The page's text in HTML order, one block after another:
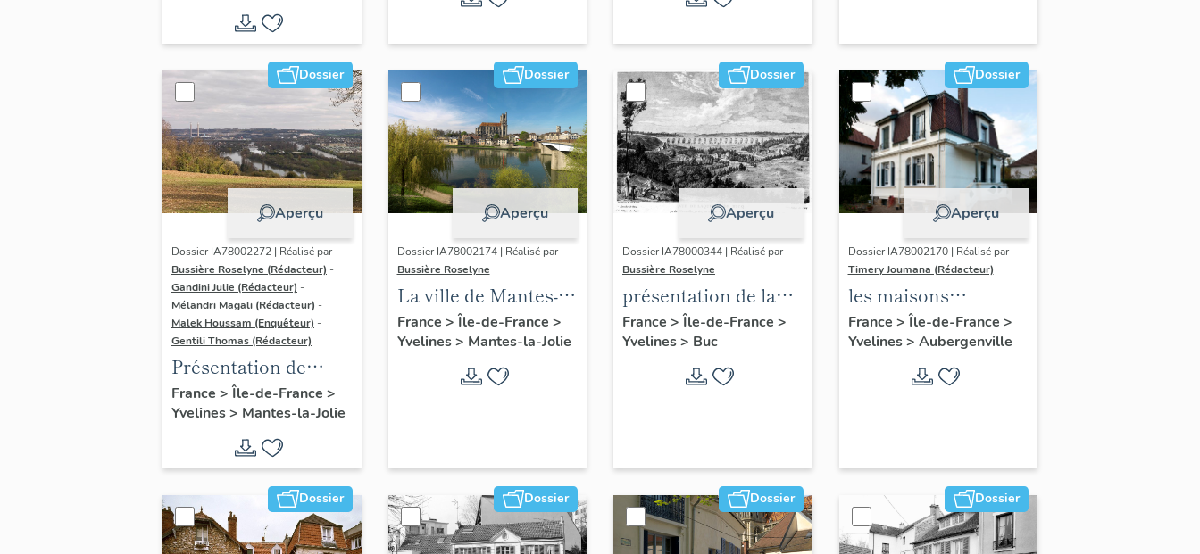
Dossier
Aperçu
Dossier IA78002272 | Réalisé par
Bussière Roselyne (Rédacteur) -
Gandini Julie (Rédacteur) -
Mélandri Magali (Rédacteur) -
Malek Houssam (Enquêteur) -
Gentili Thomas (Rédacteur)
Présentation de
l'étude
France > Île-de-France >
Yvelines> Mantes-la-Jolie
Dossier
Aperçu
Dossier IA78002174 | Réalisé par
Bussière Roselyne
La ville de Mantes-la-
Jolie
France > Île-de-France >
Yvelines> Mantes-la-Jolie
Dossier
Aperçu
Dossier IA78000344 | Réalisé par
Bussière Roselyne
présentation de la
commune de Buc
France > Île-de-France >
Yvelines> Buc
Dossier
Aperçu
Dossier IA78002170 | Réalisé par
Timery Joumana (Rédacteur)
les maisons
d'Elisabethville
France > Île-de-France >
Yvelines> Aubergenville
Dossier Dossier Dossier Dossier